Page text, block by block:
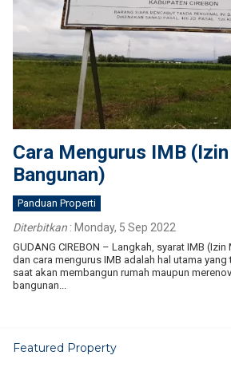
Cara Mengurus IMB
Bangunan)
Panduan Properti
Diterbitkan : Monday, 5 Sep 2022
GUDANG CIREBON – Langkah, syarat IMB
dan cara mengurus IMB adalah hal utama
saat akan membangun rumah maupun
bangunan...
Featured Property